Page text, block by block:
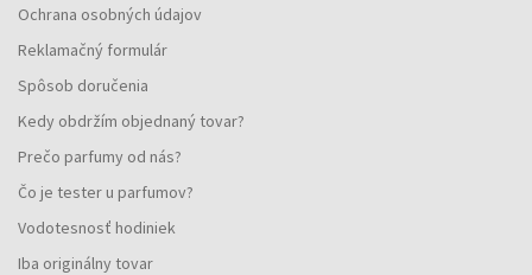
Ochrana osobných údajov
Reklamačný formulár
Spôsob doručenia
Kedy obdržím objednaný tovar?
Prečo parfumy od nás?
Čo je tester u parfumov?
Vodotesnosť hodiniek
Iba originálny tovar